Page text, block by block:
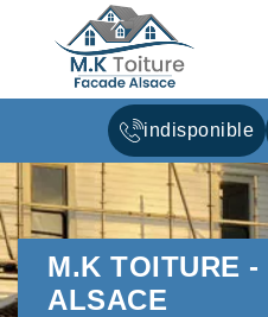
indisponible
M.K TOITURE -
ALSACE